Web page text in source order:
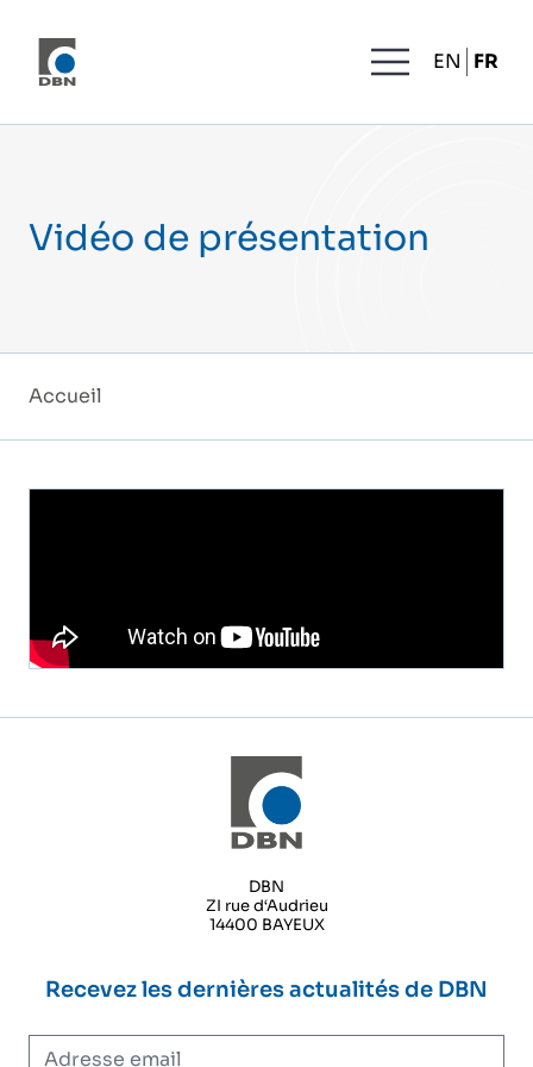
MENU EN FR
Vidéo de présentation
Accueil
DBN
ZI rue d‘Audrieu
14400 BAYEUX
Recevez les dernières actualités de DBN
Adresse email